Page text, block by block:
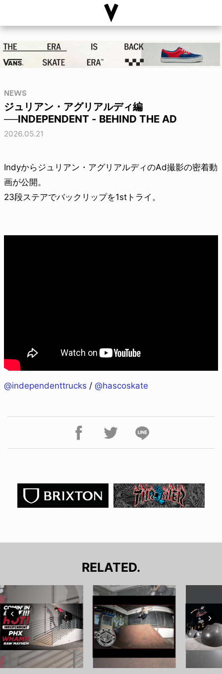
NEWS
ジュリアン・アグリアルディ編
──INDEPENDENT - BEHIND THE AD
2026.05.21
Indyからジュリアン・アグリアルディのAd撮影の密着動
画が公開。
23段ステアでバックリップを1stトライ。
@independenttrucks / @hascoskate
RELATED.